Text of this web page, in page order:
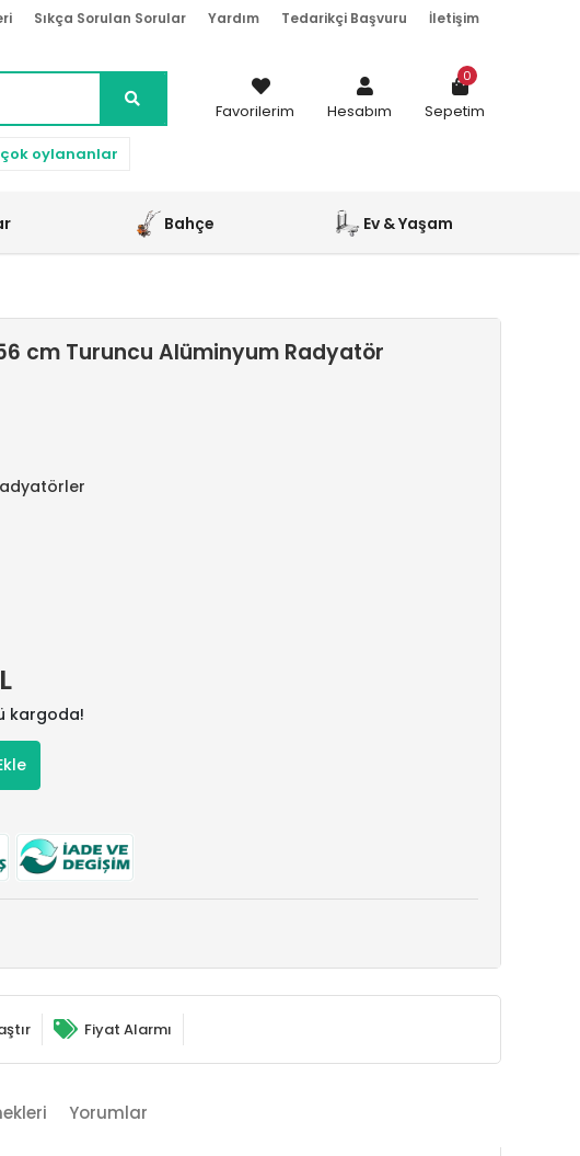
Sıkça Sorulan Sorular Yardım Tedarikçi Başvuru İletişim
çok oylananlar
Favorilerim Hesabım Sepetim
0
Bahçe Ev & Yaşam
cm Turuncu Alüminyum Radyatör
kargoda!
Fiyat Alarmı
Yorumlar